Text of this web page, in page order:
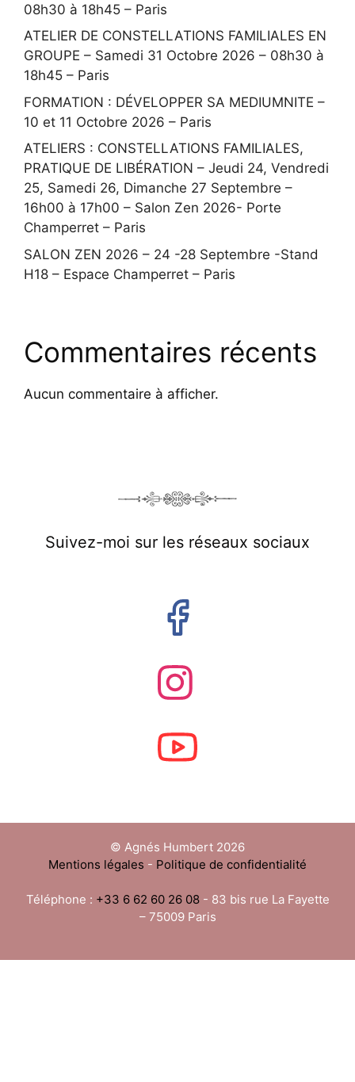
08h30 à 18h45 – Paris
ATELIER DE CONSTELLATIONS FAMILIALES EN
GROUPE – Samedi 31 Octobre 2026 – 08h30 à
18h45 – Paris
FORMATION : DÉVELOPPER SA MEDIUMNITE –
10 et 11 Octobre 2026 – Paris
ATELIERS : CONSTELLATIONS FAMILIALES,
PRATIQUE DE LIBÉRATION – Jeudi 24, Vendredi
25, Samedi 26, Dimanche 27 Septembre –
16h00 à 17h00 – Salon Zen 2026- Porte
Champerret – Paris
SALON ZEN 2026 – 24 -28 Septembre -Stand
H18 – Espace Champerret – Paris
Commentaires récents
Aucun commentaire à afficher.
Suivez-moi sur les réseaux sociaux
© Agnés Humbert 2026
Mentions légales - Politique de confidentialité
Téléphone : +33 6 62 60 26 08 - 83 bis rue La Fayette
– 75009 Paris